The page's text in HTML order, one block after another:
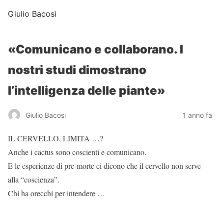
Giulio Bacosi
«Comunicano e collaborano. I
nostri studi dimostrano
l’intelligenza delle piante»
Giulio Bacosi 1 anno fa
IL CERVELLO, LIMITA …?
Anche i cactus sono coscienti e comunicano.
E le esperienze di pre-morte ci dicono che il cervello non serve
alla “coscienza”.
Chi ha orecchi per intendere …